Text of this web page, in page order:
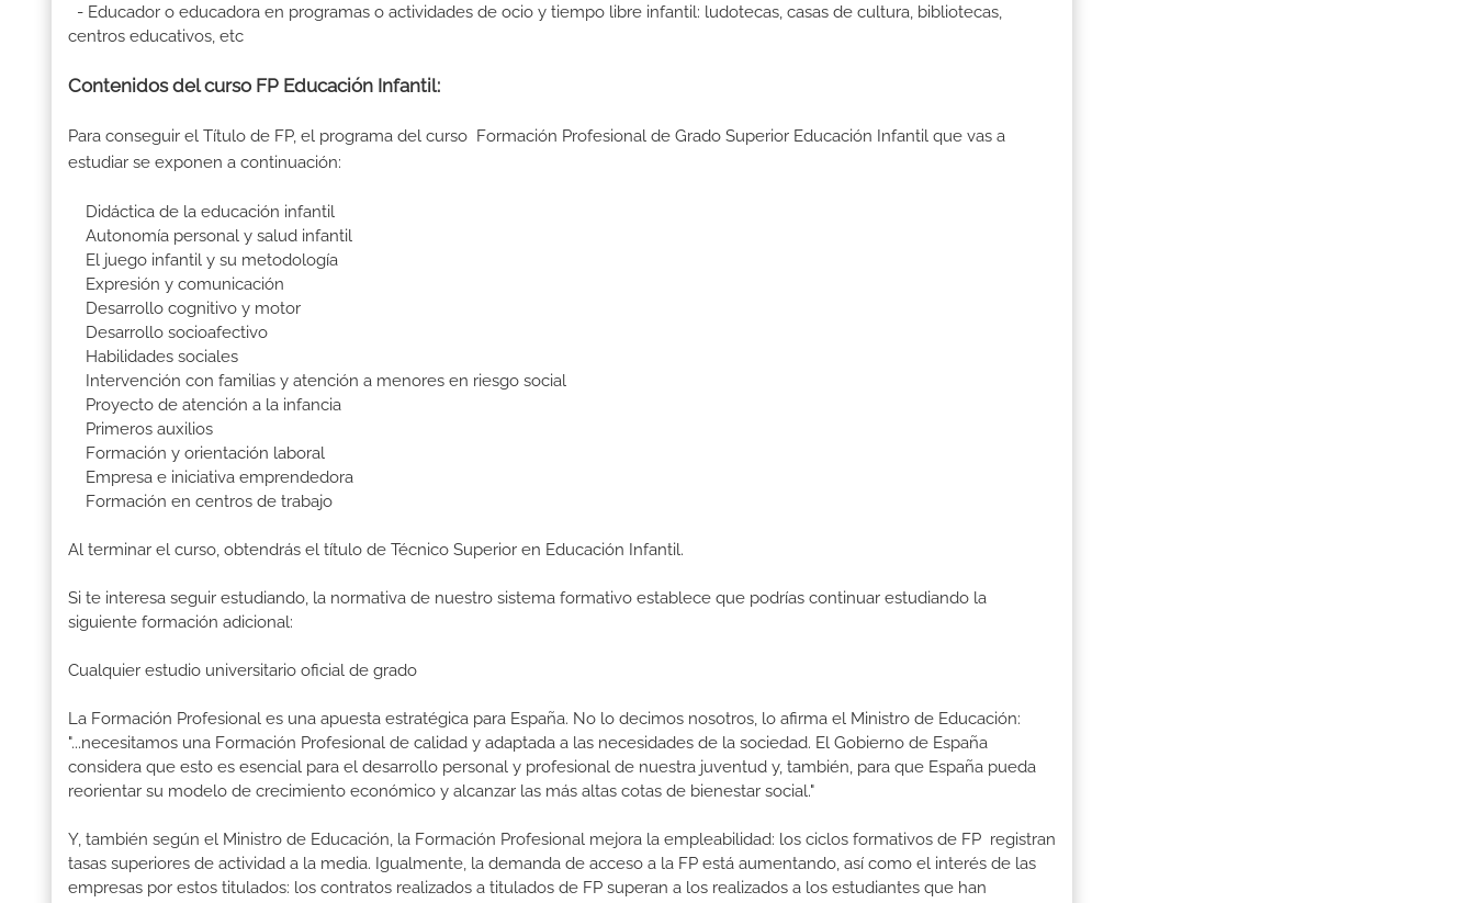
- Educador o educadora en programas o actividades de ocio y tiempo libre infantil: ludotecas, casas de cultura, bibliotecas,
centros educativos, etc
Contenidos del curso FP Educación Infantil:
Para conseguir el Título de FP, el programa del curso Formación Profesional de Grado Superior Educación Infantil que vas a
estudiar se exponen a continuación:
Didáctica de la educación infantil
Autonomía personal y salud infantil
El juego infantil y su metodología
Expresión y comunicación
Desarrollo cognitivo y motor
Desarrollo socioafectivo
Habilidades sociales
Intervención con familias y atención a menores en riesgo social
Proyecto de atención a la infancia
Primeros auxilios
Formación y orientación laboral
Empresa e iniciativa emprendedora
Formación en centros de trabajo
Al terminar el curso, obtendrás el título de Técnico Superior en Educación Infantil.
Si te interesa seguir estudiando, la normativa de nuestro sistema formativo establece que podrías continuar estudiando la
siguiente formación adicional:
Cualquier estudio universitario oficial de grado
La Formación Profesional es una apuesta estratégica para España. No lo decimos nosotros, lo afirma el Ministro de Educación:
"...necesitamos una Formación Profesional de calidad y adaptada a las necesidades de la sociedad. El Gobierno de España
considera que esto es esencial para el desarrollo personal y profesional de nuestra juventud y, también, para que España pueda
reorientar su modelo de crecimiento económico y alcanzar las más altas cotas de bienestar social."
Y, también según el Ministro de Educación, la Formación Profesional mejora la empleabilidad: los ciclos formativos de FP registran
tasas superiores de actividad a la media. Igualmente, la demanda de acceso a la FP está aumentando, así como el interés de las
empresas por estos titulados: los contratos realizados a titulados de FP superan a los realizados a los estudiantes que han